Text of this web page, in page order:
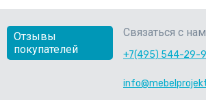
Отзывы
покупателей
Связаться с
+7(495) 544-29-